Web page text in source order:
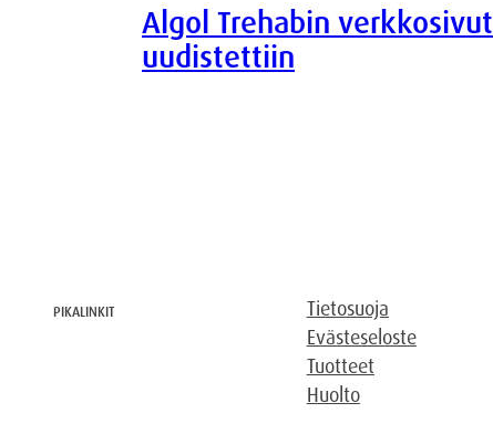
Algol Trehabin verkkosivut
uudistettiin
PIKALINKIT
Tietosuoja
Evästeseloste
Tuotteet
Huolto